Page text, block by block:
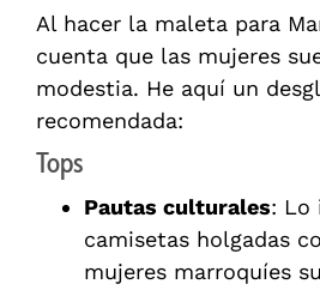
Al hacer la maleta para
cuenta que las mujeres
modestia. He aquí un
recomendada:
Tops
Pautas culturales: Lo
camisetas holgadas
mujeres marroquíes